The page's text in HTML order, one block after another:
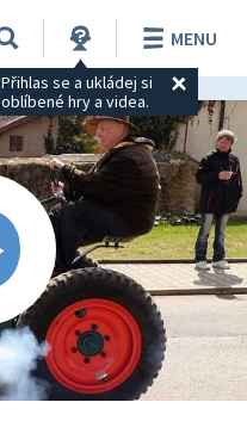
Přihlas se a ukládej si
oblíbené hry a videa.
MENU